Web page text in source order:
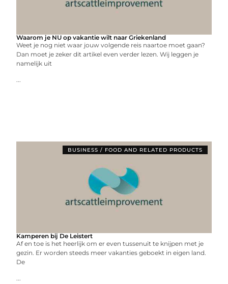
Waarom je NU op vakantie wilt naar Griekenland
Weet je nog niet waar jouw volgende reis naartoe moet gaan?
Dan moet je zeker dit artikel even verder lezen. Wij leggen je
namelijk uit
...
BUSINESS / FOOD AND RELATED PRODUCTS
Kamperen bij De Leistert
Af en toe is het heerlijk om er even tussenuit te knijpen met je
gezin. Er worden steeds meer vakanties geboekt in eigen land.
De
...